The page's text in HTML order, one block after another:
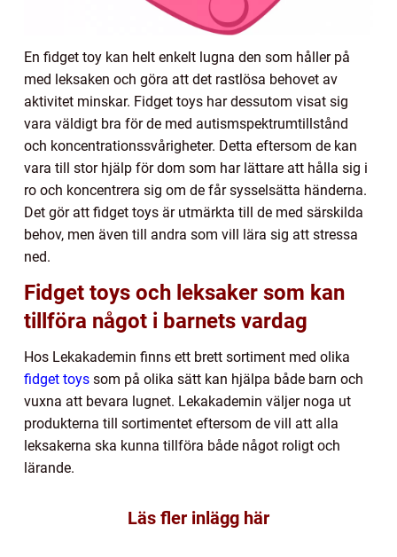
En fidget toy kan helt enkelt lugna den som håller på
med leksaken och göra att det rastlösa behovet av
aktivitet minskar. Fidget toys har dessutom visat sig
vara väldigt bra för de med autismspektrumtillstånd
och koncentrationssvårigheter. Detta eftersom de kan
vara till stor hjälp för dom som har lättare att hålla sig i
ro och koncentrera sig om de får sysselsätta händerna.
Det gör att fidget toys är utmärkta till de med särskilda
behov, men även till andra som vill lära sig att stressa
ned.
Fidget toys och leksaker som kan
tillföra något i barnets vardag
Hos Lekakademin finns ett brett sortiment med olika
fidget toys som på olika sätt kan hjälpa både barn och
vuxna att bevara lugnet. Lekakademin väljer noga ut
produkterna till sortimentet eftersom de vill att alla
leksakerna ska kunna tillföra både något roligt och
lärande.
Läs fler inlägg här